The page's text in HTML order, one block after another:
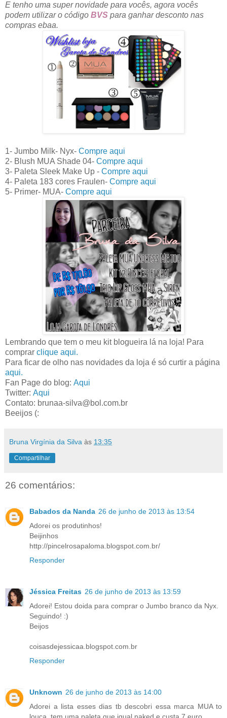
E tenho uma super novidade para vocês, agora vocês
podem utilizar o código BVS para ganhar desconto nas
compras ebaa.
1- Jumbo Milk- Nyx- Compre aqui
2- Blush MUA Shade 04- Compre aqui
3- Paleta Sleek Make Up - Compre aqui
4- Paleta 183 cores Fraulen- Compre aqui
5- Primer- MUA- Compre aqui
Lembrando que tem o meu kit blogueira lá na loja! Para
comprar clique aqui.
Para ficar de olho nas novidades da loja é só curtir a página
aqui.
Fan Page do blog: Aqui
Twitter: Aqui
Contato: brunaa-silva@bol.com.br
Beeijos (:
Bruna Virgínia da Silva às 13:35
Compartilhar
26 comentários:
Babados da Nanda 26 de junho de 2013 às 13:54
Adorei os produtinhos!
Beijinhos
http://pincelrosapaloma.blogspot.com.br/
Responder
Jéssica Freitas 26 de junho de 2013 às 13:59
Adorei! Estou doida para comprar o Jumbo branco da Nyx.
Seguindo! :)
Beijos
coisasdejessicaa.blogspot.com.br
Responder
Unknown 26 de junho de 2013 às 14:00
Adorei a lista esses dias tb descobri essa marca MUA to